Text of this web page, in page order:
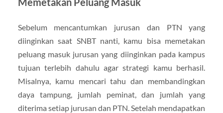
Sebelum mencantumkan jurusan dan PTN yang
diinginkan saat SNBT nanti, kamu bisa memetakan
peluang masuk jurusan yang diinginkan pada kampus
tujuan terlebih dahulu agar strategi kamu berhasil.
Misalnya, kamu mencari tahu dan membandingkan
daya tampung, jumlah peminat, dan jumlah yang
diterima setiap jurusan dan PTN. Setelah mendapatkan